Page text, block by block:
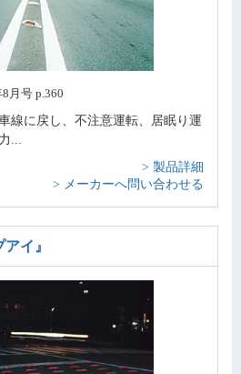
月号 p.360
線に戻し、不注意運転、居眠り運
...
> 製品詳細
> メーカーへ問い合わせる
イ』